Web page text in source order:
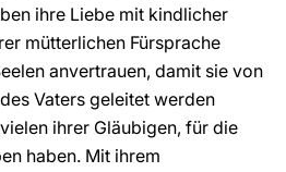
ihre Liebe mit kindlicher
mütterlichen Fürsprache
anvertrauen, damit sie von
Vaters geleitet werden
ihrer Gläubigen, für die
haben. Mit ihrem